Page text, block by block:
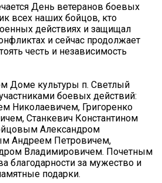
День ветеранов боевых
всех наших бойцов, кто
действиях и защищал
и сейчас продолжает
честь и независимость
Доме культуры п. Светлый
боевых действий:
Николаевичем, Григоренко
Станкевич Константином
Александром
Андреем Петровичем,
Владимировичем. Почетным
благодарности за мужество и
подарки.